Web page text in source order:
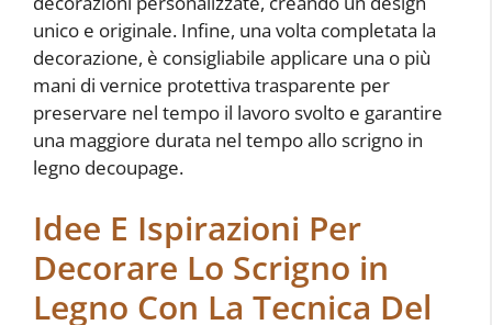
unico e originale. Infine, una volta completata la
decorazione, è consigliabile applicare una o più
mani di vernice protettiva trasparente per
preservare nel tempo il lavoro svolto e garantire
una maggiore durata nel tempo allo scrigno in
legno decoupage.
Idee E Ispirazioni Per
Decorare Lo Scrigno in
Legno Con La Tecnica Del